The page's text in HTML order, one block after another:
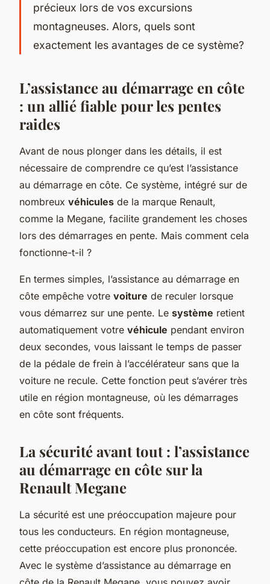
précieux lors de vos excursions
montagneuses. Alors, quels sont
exactement les avantages de ce système?
L’assistance au démarrage en côte
: un allié fiable pour les pentes
raides
Avant de nous plonger dans les détails, il est
nécessaire de comprendre ce qu’est l’assistance
au démarrage en côte. Ce système, intégré sur de
nombreux véhicules de la marque Renault,
comme la Megane, facilite grandement les choses
lors des démarrages en pente. Mais comment cela
fonctionne-t-il ?
En termes simples, l’assistance au démarrage en
côte empêche votre voiture de reculer lorsque
vous démarrez sur une pente. Le système retient
automatiquement votre véhicule pendant environ
deux secondes, vous laissant le temps de passer
de la pédale de frein à l’accélérateur sans que la
voiture ne recule. Cette fonction peut s’avérer très
utile en région montagneuse, où les démarrages
en côte sont fréquents.
La sécurité avant tout : l’assistance
au démarrage en côte sur la
Renault Megane
La sécurité est une préoccupation majeure pour
tous les conducteurs. En région montagneuse,
cette préoccupation est encore plus prononcée.
Avec le système d’assistance au démarrage en